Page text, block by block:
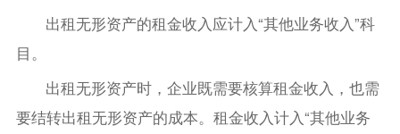
出租无形资产的租金收入应计入“其他业务收入”科
目。
出租无形资产时，企业既需要核算租金收入，也需
要结转出租无形资产的成本。租金收入计入“其他业务